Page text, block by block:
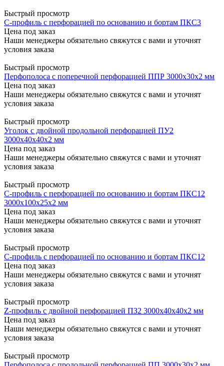
Быстрый просмотр
С-профиль с перфорацией по основанию и бортам ПКС3
Цена под заказ
Наши менеджеры обязательно свяжутся с вами и уточнят
условия заказа
Быстрый просмотр
Перфополоса с поперечной перфорацией ППР 3000x30x2 мм
Цена под заказ
Наши менеджеры обязательно свяжутся с вами и уточнят
условия заказа
Быстрый просмотр
Уголок с двойной продольной перфорацией ПУ2
3000x40x40x2 мм
Цена под заказ
Наши менеджеры обязательно свяжутся с вами и уточнят
условия заказа
Быстрый просмотр
С-профиль с перфорацией по основанию и бортам ПКС12
3000x100x25x2 мм
Цена под заказ
Наши менеджеры обязательно свяжутся с вами и уточнят
условия заказа
Быстрый просмотр
С-профиль с перфорацией по основанию и бортам ПКС12
Цена под заказ
Наши менеджеры обязательно свяжутся с вами и уточнят
условия заказа
Быстрый просмотр
Z-профиль с двойной перфорацией ПЗ2 3000x40x40x2 мм
Цена под заказ
Наши менеджеры обязательно свяжутся с вами и уточнят
условия заказа
Быстрый просмотр